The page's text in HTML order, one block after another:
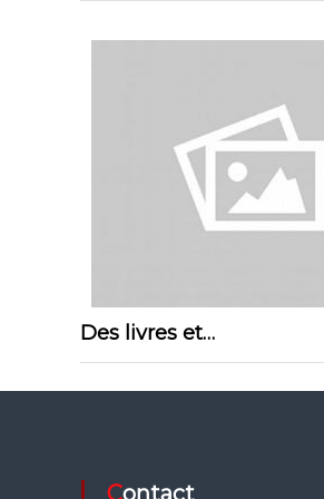
Des livres et…
Contact